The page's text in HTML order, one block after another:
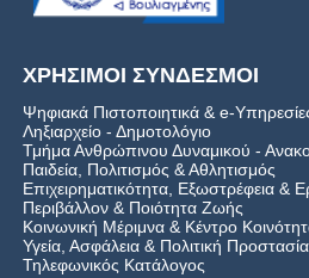
ΧΡΗΣΙΜΟΙ ΣΥΝΔΕΣΜΟΙ
Ψηφιακά Πιστοποιητικά & e-
Ληξιαρχείο - Δημοτολόγιο
Τμήμα Ανθρώπινου Δυναμικού -
Παιδεία, Πολιτισμός & Αθλητισμός
Επιχειρηματικότητα, Εξωστρέφεια &
Περιβάλλον & Ποιότητα Ζωής
Kοινωνική Μέριμνα & Κέντρο
Υγεία, Ασφάλεια & Πολιτική Προστασία
Τηλεφωνικός Κατάλογος